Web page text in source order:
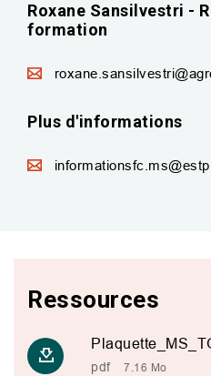
Roxane Sansilvestri -
formation
Plus d'informations
Ressources
pdf 7.16 Mo